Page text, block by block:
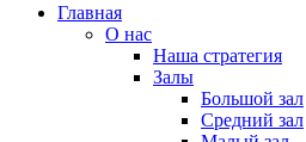
Главная
О нас
Наша стратегия
Залы
Большой зал
Средний зал